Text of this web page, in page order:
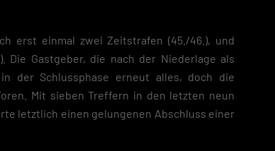
erst einmal zwei Zeitstrafen (45./46.), und
Die Gastgeber, die nach der Niederlage als
der Schlussphase erneut alles, doch die
Mit sieben Treffern in den letzten neun
letztlich einen gelungenen Abschluss einer